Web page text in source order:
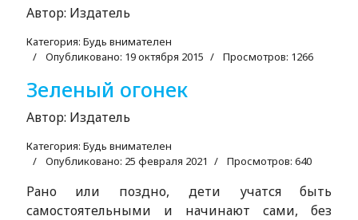
Автор: Издатель
Категория: Будь внимателен
Опубликовано: 19 октября 2015
Просмотров: 1266
Зеленый огонек
Автор: Издатель
Категория: Будь внимателен
Опубликовано: 25 февраля 2021
Просмотров: 640
Рано или поздно, дети учатся быть
самостоятельными и начинают сами, без